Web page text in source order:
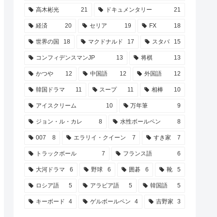
高木彬光 21 ドキュメンタリー 21
経済 20 セリア 19 FX 18
世界の国 18 マクドナルド 17 スタバ 15
コンフィデンスマンJP 13 将棋 13
かつや 12 中国語 12 外国語 12
韓国ドラマ 11 スープ 11 相棒 10
アイスクリーム 10 万年筆 9
ジョン・ル・カレ 8 水性ボールペン 8
007 8 エラリイ・クイーン 7 すき家 7
トラックボール 7 フランス語 6
大河ドラマ 6 野球 6 囲碁 6 靴 5
ロシア語 5 アラビア語 5 韓国語 5
キーボード 4 ゲルボールペン 4 吉野家 3